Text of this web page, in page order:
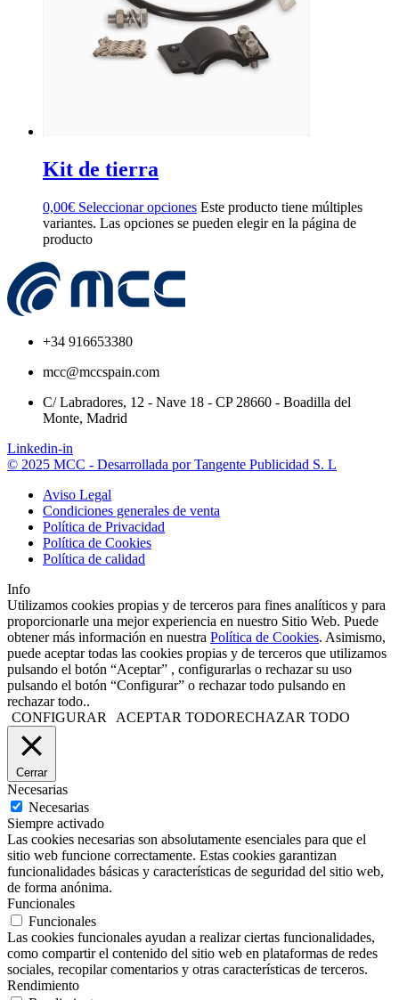
Kit de tierra
0,00€ Seleccionar opciones Este producto tiene múltiples
variantes. Las opciones se pueden elegir en la página de
producto
+34 916653380
mcc@mccspain.com
C/ Labradores, 12 - Nave 18 - CP 28660 - Boadilla del
Monte, Madrid
Linkedin-in
© 2025 MCC - Desarrollada por Tangente Publicidad S. L
Aviso Legal
Condiciones generales de venta
Política de Privacidad
Política de Cookies
Política de calidad
Info
Utilizamos cookies propias y de terceros para fines analíticos y para
proporcionarle una mejor experiencia en nuestro Sitio Web. Puede
obtener más información en nuestra Política de Cookies. Asimismo,
puede aceptar todas las cookies propias y de terceros que utilizamos
pulsando el botón “Aceptar” , configurarlas o rechazar su uso
pulsando el botón “Configurar” o rechazar todo pulsando en
rechazar todo..
CONFIGURAR
ACEPTAR TODORECHAZAR TODO
Cerrar
Necesarias
Necesarias
Siempre activado
Las cookies necesarias son absolutamente esenciales para que el
sitio web funcione correctamente. Estas cookies garantizan
funcionalidades básicas y características de seguridad del sitio web,
de forma anónima.
Funcionales
Funcionales
Las cookies funcionales ayudan a realizar ciertas funcionalidades,
como compartir el contenido del sitio web en plataformas de redes
sociales, recopilar comentarios y otras características de terceros.
Rendimiento